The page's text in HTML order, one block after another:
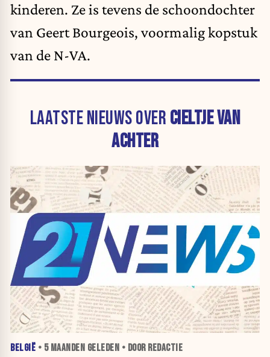
kinderen. Ze is tevens de schoondochter
van Geert Bourgeois, voormalig kopstuk
van de N-VA.
LAATSTE NIEUWS OVER CIELTJE VAN
ACHTER
BELGIË • 5 MAANDEN GELEDEN • DOOR REDACTIE